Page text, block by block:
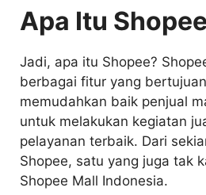
Apa Itu
Jadi, apa itu Shopee?
berbagai fitur yang
memudahkan baik penjual
untuk melakukan kegiatan
pelayanan terbaik. Dari
Shopee, satu yang juga tak
Shopee Mall Indonesia.